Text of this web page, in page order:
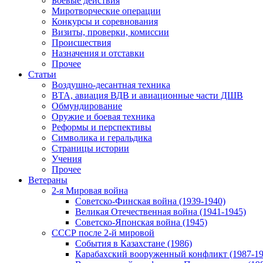
Миротворческие операции
Конкурсы и соревнования
Визиты, проверки, комиссии
Происшествия
Назначения и отставки
Прочее
Статьи
Воздушно-десантная техника
ВТА, авиация ВДВ и авиационные части ДШВ
Обмундирование
Оружие и боевая техника
Реформы и перспективы
Символика и геральдика
Страницы истории
Учения
Прочее
Ветераны
2-я Мировая война
Советско-Финская война (1939-1940)
Великая Отечественная война (1941-1945)
Советско-Японская война (1945)
СССР после 2-й мировой
События в Казахстане (1986)
Карабахский вооруженный конфликт (1987-